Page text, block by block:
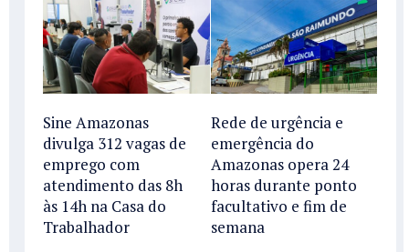
Sine Amazonas
divulga 312 vagas de
emprego com
atendimento das 8h
às 14h na Casa do
Trabalhador
Rede de urgência e
emergência do
Amazonas opera 24
horas durante ponto
facultativo e fim de
semana